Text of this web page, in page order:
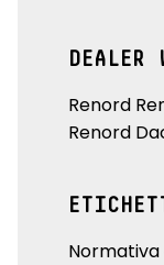
DEALER
Renord
Renord